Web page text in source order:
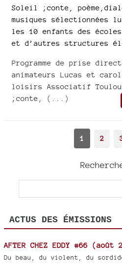
Soleil ;conte,
musiques sélectionnées
les 10 enfants des
et d’autres structures
Programme de prise
animateurs Lucas et
loisirs Associatif
;conte, (...)
1 2
ACTUS DES ÉMISSIONS
AFTER CHEZ EDDY #66 (août
Du beau, du violent, du